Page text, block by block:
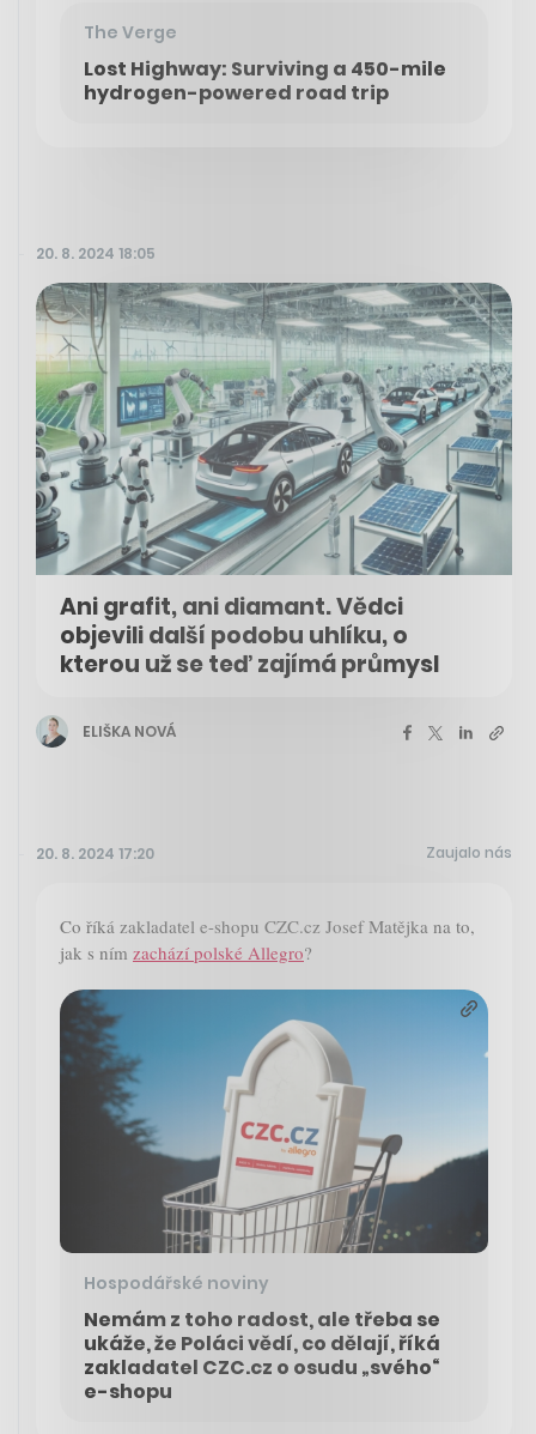
The Verge
Lost Highway: Surviving a 450-mile
hydrogen-powered road trip
20. 8. 2024 18:05
Ani grafit, ani diamant. Vědci
objevili další podobu uhlíku, o
kterou už se teď zajímá průmysl
ELIŠKA NOVÁ
20. 8. 2024 17:20 Zaujalo nás
Co říká zakladatel e-shopu CZC.cz Josef Matějka na to,
jak s ním zachází polské Allegro?
Hospodářské noviny
Nemám z toho radost, ale třeba se
ukáže, že Poláci vědí, co dělají, říká
zakladatel CZC.cz o osudu „svého“
e-shopu